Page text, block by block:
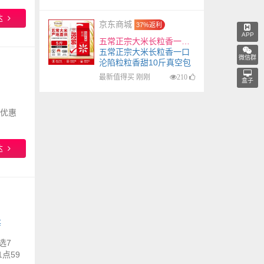
惠
7
点59
京东商城 37%返利
五常正宗大米长粒香一口沦陷粒粒香甜10斤真空包装 （国标标准）五常大米5斤
五常正宗大米长粒香一口
沦陷粒粒香甜10斤真空包
装 （国标标准）五常大米
最新值得买 刚刚 210
APP
微信群
盒子